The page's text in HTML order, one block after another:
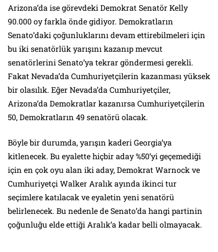
Arizona’da ise görevdeki Demokrat Senatör Kelly
90.000 oy farkla önde gidiyor. Demokratların
Senato’daki çoğunluklarını devam ettirebilmeleri için
bu iki senatörlük yarışını kazanıp mevcut
senatörlerini Senato’ya tekrar göndermesi gerekli.
Fakat Nevada’da Cumhuriyetçilerin kazanması yüksek
bir olasılık. Eğer Nevada’da Cumhuriyetçiler,
Arizona’da Demokratlar kazanırsa Cumhuriyetçilerin
50, Demokratların 49 senatörü olacak.
Böyle bir durumda, yarışın kaderi Georgia’ya
kitlenecek. Bu eyalette hiçbir aday %50’yi geçemediği
için en çok oyu alan iki aday, Demokrat Warnock ve
Cumhuriyetçi Walker Aralık ayında ikinci tur
seçimlere katılacak ve eyaletin yeni senatörü
belirlenecek. Bu nedenle de Senato’da hangi partinin
çoğunluğu elde ettiği Aralık’a kadar belli olmayacak.